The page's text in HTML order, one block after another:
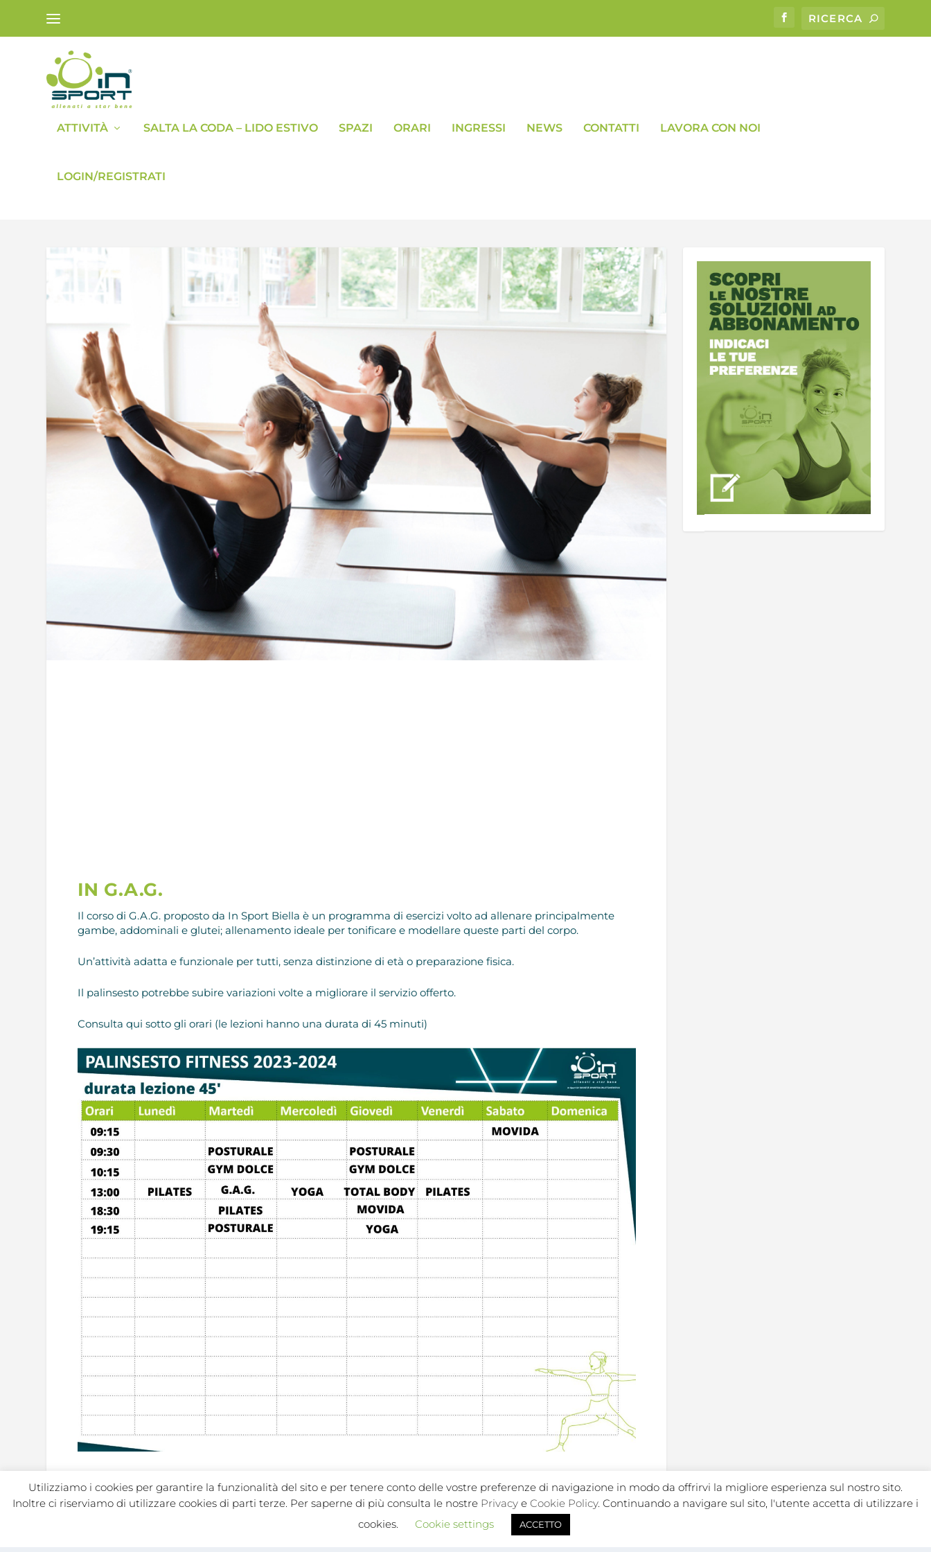
ATTIVITÀ SALTA LA CODA – LIDO ESTIVO SPAZI ORARI INGRESSI NEWS CONTATTI LAVORA CON NOI
LOGIN/REGISTRATI
IN G.A.G.
Il corso di G.A.G. proposto da In Sport Biella è un programma di esercizi volto ad allenare principalmente
gambe, addominali e glutei; allenamento ideale per tonificare e modellare queste parti del corpo.
Un’attività adatta e funzionale per tutti, senza distinzione di età o preparazione fisica.
Il palinsesto potrebbe subire variazioni volte a migliorare il servizio offerto.
Consulta qui sotto gli orari (le lezioni hanno una durata di 45 minuti)
Utilizziamo i cookies per garantire la funzionalità del sito e per tenere conto delle vostre preferenze di navigazione in modo da offrirvi la migliore esperienza sul nostro sito.
Inoltre ci riserviamo di utilizzare cookies di parti terze. Per saperne di più consulta le nostre Privacy e Cookie Policy. Continuando a navigare sul sito, l'utente accetta di utilizzare i
cookies.
Cookie settings ACCETTO